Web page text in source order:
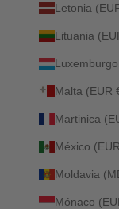
Letonia
Lituania
Malta (EUR
Martinica
México
Moldavia
Mónaco